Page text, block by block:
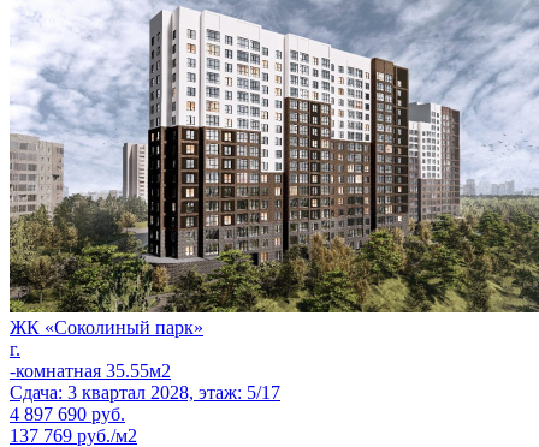
ЖК «Соколиный парк»
г.
-комнатная 35.55м2
Сдача: 3 квартал 2028, этаж: 5/17
4 897 690 руб.
137 769 руб./м2